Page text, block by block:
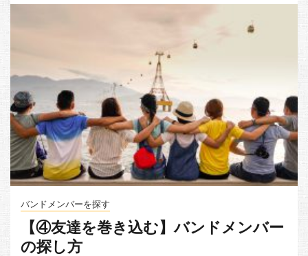
バンドメンバーを探す
【④友達を巻き込む】バンドメンバー
の探し方